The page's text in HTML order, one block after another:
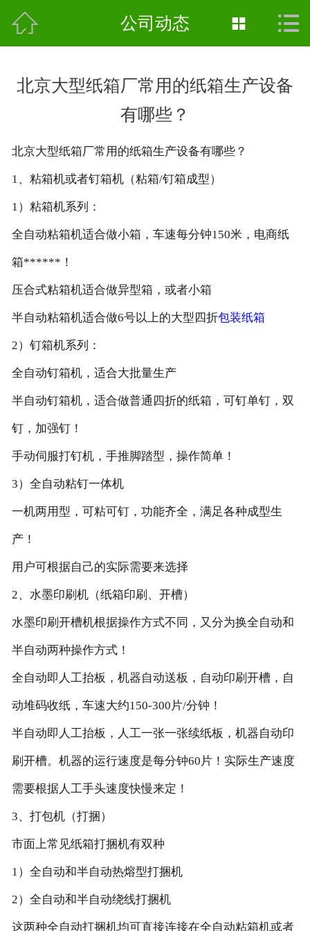
首页
新闻中心
 公司动态  
北京大型纸箱厂常用的纸箱生产设备
有哪些？
北京大型纸箱厂常用的纸箱生产设备有哪些？
1、粘箱机或者钉箱机（粘箱/钉箱成型）
1）粘箱机系列：
全自动粘箱机适合做小箱，车速每分钟150米，电商纸
箱******！
压合式粘箱机适合做异型箱，或者小箱
半自动粘箱机适合做6号以上的大型四折包装纸箱
2）钉箱机系列：
全自动钉箱机，适合大批量生产
半自动钉箱机，适合做普通四折的纸箱，可钉单钉，双
钉，加强钉！
手动伺服打钉机，手推脚踏型，操作简单！
3）全自动粘钉一体机
一机两用型，可粘可钉，功能齐全，满足各种成型生
产！
用户可根据自己的实际需要来选择
2、水墨印刷机（纸箱印刷、开槽）
水墨印刷开槽机根据操作方式不同，又分为换全自动和
半自动两种操作方式！
全自动即人工抬板，机器自动送板，自动印刷开槽，自
动堆码收纸，车速大约150-300片/分钟！
半自动即人工抬板，人工一张一张续纸板，机器自动印
刷开槽。机器的运行速度是每分钟60片！实际生产速度
需要根据人工手头速度快慢来定！
3、打包机（打捆）
市面上常见纸箱打捆机有双种
1）全自动和半自动热熔型打捆机
2）全自动和半自动绕线打捆机
这两种全自动打捆机均可直接连接在全自动粘箱机或者